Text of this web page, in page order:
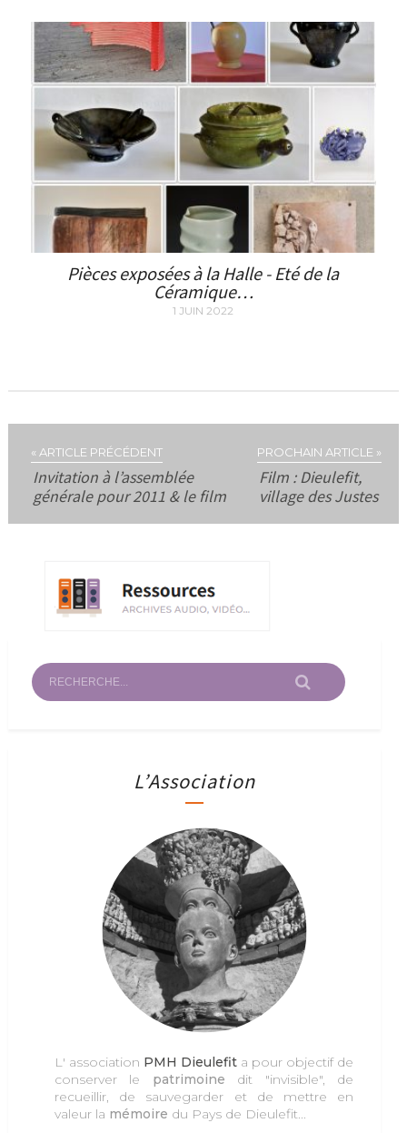
Pièces exposées à la Halle - Eté de la
Céramique…
1 JUIN 2022
« ARTICLE PRÉCÉDENT
Invitation à l’assemblée
générale pour 2011 & le film
PROCHAIN ARTICLE »
Film : Dieulefit,
village des Justes
L’Association
L' association PMH Dieulefit a pour objectif de
conserver le patrimoine dit "invisible", de
recueillir, de sauvegarder et de mettre en
valeur la mémoire du Pays de Dieulefit...